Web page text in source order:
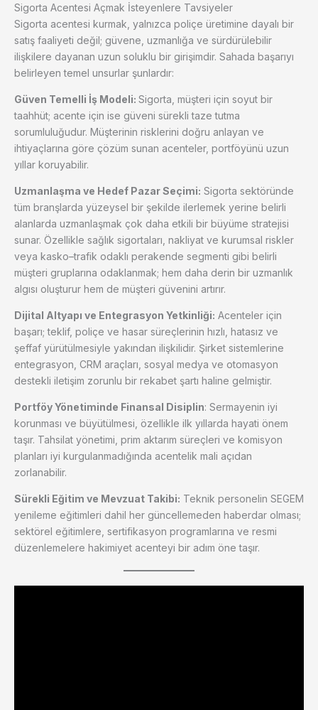
Sigorta Acentesi Açmak İsteyenlere Tavsiyeler
Sigorta acentesi kurmak, yalnızca poliçe üretimine dayalı bir
satış faaliyeti değil; güvene, uzmanlığa ve sürdürülebilir
ilişkilere dayanan uzun soluklu bir girişimdir. Sahada başarıyı
belirleyen temel unsurlar şunlardır:
Güven Temelli İş Modeli: Sigorta, müşteri için soyut bir
taahhüt; acente için ise güveni sürekli taze tutma
sorumluluğudur. Müşterinin risklerini doğru anlayan ve
ihtiyaçlarına göre çözüm sunan acenteler, portföyünü uzun
yıllar koruyabilir.
Uzmanlaşma ve Hedef Pazar Seçimi: Sigorta sektöründe
tüm branşlarda yüzeysel bir şekilde ilerlemek yerine belirli
alanlarda uzmanlaşmak çok daha etkili bir büyüme stratejisi
sunar. Özellikle sağlık sigortaları, nakliyat ve kurumsal riskler
veya kasko–trafik odaklı perakende segmenti gibi belirli
müşteri gruplarına odaklanmak; hem daha derin bir uzmanlık
algısı oluşturur hem de müşteri güvenini artırır.
Dijital Altyapı ve Entegrasyon Yetkinliği: Acenteler için
başarı; teklif, poliçe ve hasar süreçlerinin hızlı, hatasız ve
şeffaf yürütülmesiyle yakından ilişkilidir. Şirket sistemlerine
entegrasyon, CRM araçları, sosyal medya ve otomasyon
destekli iletişim zorunlu bir rekabet şartı haline gelmiştir.
Portföy Yönetiminde Finansal Disiplin: Sermayenin iyi
korunması ve büyütülmesi, özellikle ilk yıllarda hayati önem
taşır. Tahsilat yönetimi, prim aktarım süreçleri ve komisyon
planları iyi kurgulanmadığında acentelik mali açıdan
zorlanabilir.
Sürekli Eğitim ve Mevzuat Takibi: Teknik personelin SEGEM
yenileme eğitimleri dahil her güncellemeden haberdar olması;
sektörel eğitimlere, sertifikasyon programlarına ve resmi
düzenlemelere hakimiyet acenteyi bir adım öne taşır.